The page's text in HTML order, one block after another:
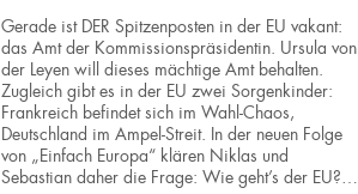
Gerade ist DER Spitzenposten in der EU vakant:
das Amt der Kommissionspräsidentin. Ursula von
der Leyen will dieses mächtige Amt behalten.
Zugleich gibt es in der EU zwei Sorgenkinder:
Frankreich befindet sich im Wahl-Chaos,
Deutschland im Ampel-Streit. In der neuen Folge
von „Einfach Europa“ klären Niklas und
Sebastian daher die Frage: Wie geht’s der EU?…